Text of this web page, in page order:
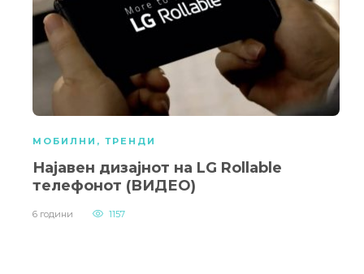
МОБИЛНИ , ТРЕНДИ
Најавен дизајнот на LG Rollable
телефонот (ВИДЕО)
6 години 1157